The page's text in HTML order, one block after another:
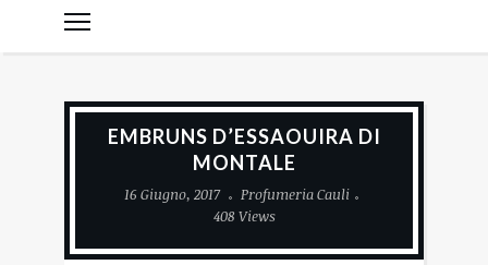
EMBRUNS D’ESSAOUIRA DI
MONTALE
16 Giugno, 2017
Profumeria Cauli
408 Views